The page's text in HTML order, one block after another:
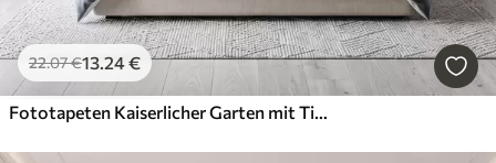
22.07€13.24€
Fototapeten Kaiserlicher Garten mit Tieren im orientalischen Stil – Affe, Leopard, Tiger, Pfau und Reiher